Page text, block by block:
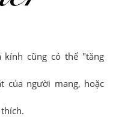
kính cũng có thể "tăng
của người mang, hoặc